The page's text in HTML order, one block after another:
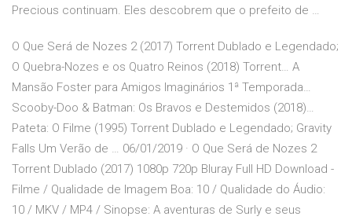
Precious continuam. Eles descobrem que o prefeito de …
O Que Será de Nozes 2 (2017) Torrent Dublado e Legendado;
O Quebra-Nozes e os Quatro Reinos (2018) Torrent… A
Mansão Foster para Amigos Imaginários 1ª Temporada…
Scooby-Doo & Batman: Os Bravos e Destemidos (2018)…
Pateta: O Filme (1995) Torrent Dublado e Legendado; Gravity
Falls Um Verão de … 06/01/2019 · O Que Será de Nozes 2
Torrent Dublado (2017) 1080p 720p Bluray Full HD Download -
Filme / Qualidade de Imagem Boa: 10 / Qualidade do Áudio:
10 / MKV / MP4 / Sinopse: A aventuras de Surly e seus